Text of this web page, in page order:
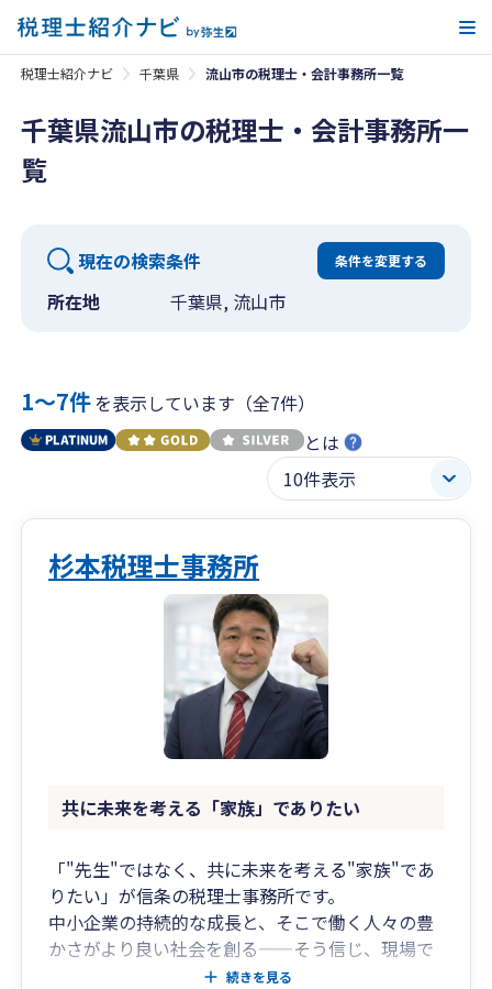
税理士紹介ナビ 千葉県 流山市の税理士・会計事務所一覧
千葉県流山市の税理士・会計事務所一
覧
現在の検索条件 条件を変更する
所在地 千葉県, 流山市
1〜7件を表示しています（全7件）
とは
杉本税理士事務所
共に未来を考える「家族」でありたい
「"先生"ではなく、共に未来を考える"家族"であ
りたい」が信条の税理士事務所です。
中小企業の持続的な成長と、そこで働く人々の豊
かさがより良い社会を創る——そう信じ、現場で
一歩ずつ共に歩むパートナーであり続けることを
続きを見る